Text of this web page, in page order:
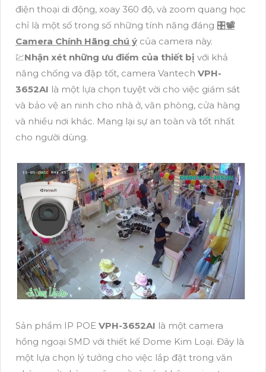
điện thoại di động, xoay 360 độ, và zoom quang học
chỉ là một số trong số những tính năng đáng 🎛📽
Camera Chính Hãng chú ý của camera này.
💹Nhận xét những ưu điểm của thiết bị với khả
năng chống va đập tốt, camera Vantech VPH-
3652AI là một lựa chọn tuyệt vời cho việc giám sát
và bảo vệ an ninh cho nhà ở, văn phòng, cửa hàng
và nhiều nơi khác. Mang lại sự an toàn và tốt nhất
cho người dùng.
Sản phẩm IP POE VPH-3652AI là một camera
hồng ngoại SMD với thiết kế Dome Kim Loại. Đây là
một lựa chọn lý tưởng cho việc lắp đặt trong văn